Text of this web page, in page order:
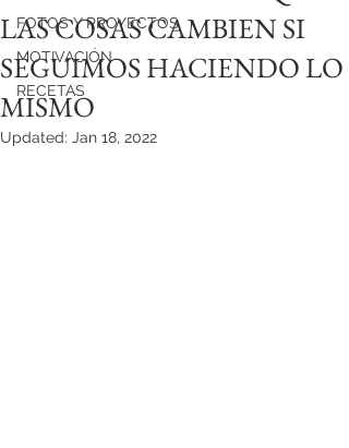
FOTOS Y PROYECTOS
MOTIVACIÓN
RECETAS
LAS COSAS CAMBIEN SI
SEGUIMOS HACIENDO LO
MISMO
Updated: Jan 18, 2022